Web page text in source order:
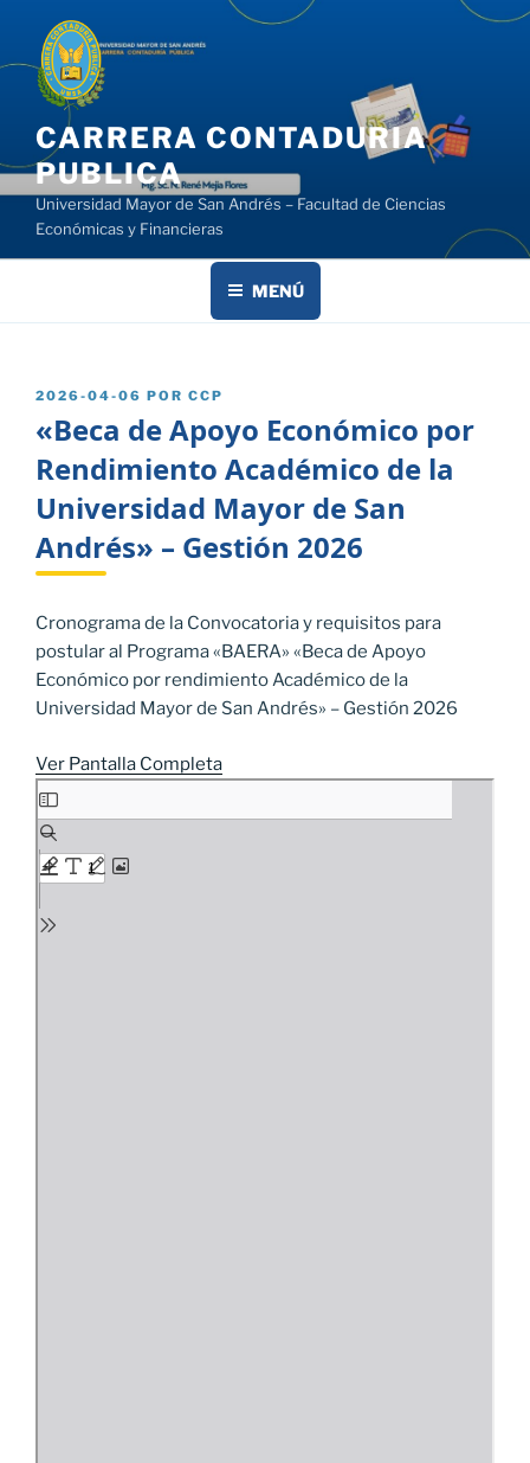
contenido
CARRERA CONTADURIA
PUBLICA
Universidad Mayor de San Andrés – Facultad de Ciencias
Económicas y Financieras
MENÚ
PUBLICADO
2026-04-06 POR CCP
«Beca de Apoyo Económico por
Rendimiento Académico de la
Universidad Mayor de San
Andrés» – Gestión 2026
Cronograma de la Convocatoria y requisitos para
postular al Programa «BAERA» «Beca de Apoyo
Económico por rendimiento Académico de la
Universidad Mayor de San Andrés» – Gestión 2026
Ver Pantalla Completa
Saltar
al
contenido
del
PDF